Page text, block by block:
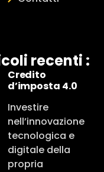
recenti :
Credito
d’imposta 4.0
Investire
nell’innovazione
tecnologica e
digitale della
propria